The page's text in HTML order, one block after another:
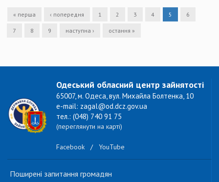
« перша ‹ попередня 1 2 3 4 5 6
7 8 9 наступна › остання »
Одеський обласний центр зайнятості
65007, м. Одеса, вул. Михайла Болтенка, 10
e-mail: zagal@od.dcz.gov.ua
тел.: (048) 740 91 75
(переглянути на карті)
Facebook / YouTube
Поширені запитання громадян